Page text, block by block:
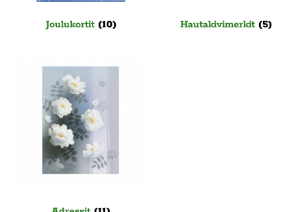
Joulukortit (10) Hautakivimerkit (5)